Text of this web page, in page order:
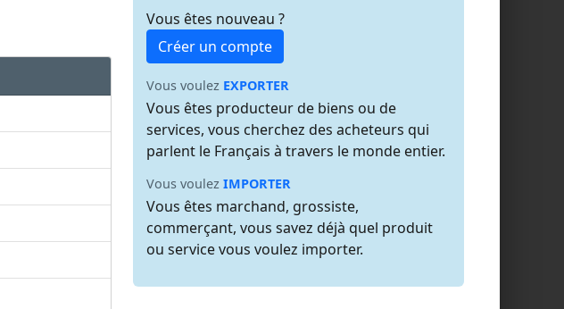
Vous êtes nouveau ?
Créer un compte
Vous voulez EXPORTER
Vous êtes producteur de biens ou de
services, vous cherchez des acheteurs qui
parlent le Français à travers le monde entier.
Vous voulez IMPORTER
Vous êtes marchand, grossiste,
commerçant, vous savez déjà quel produit
ou service vous voulez importer.